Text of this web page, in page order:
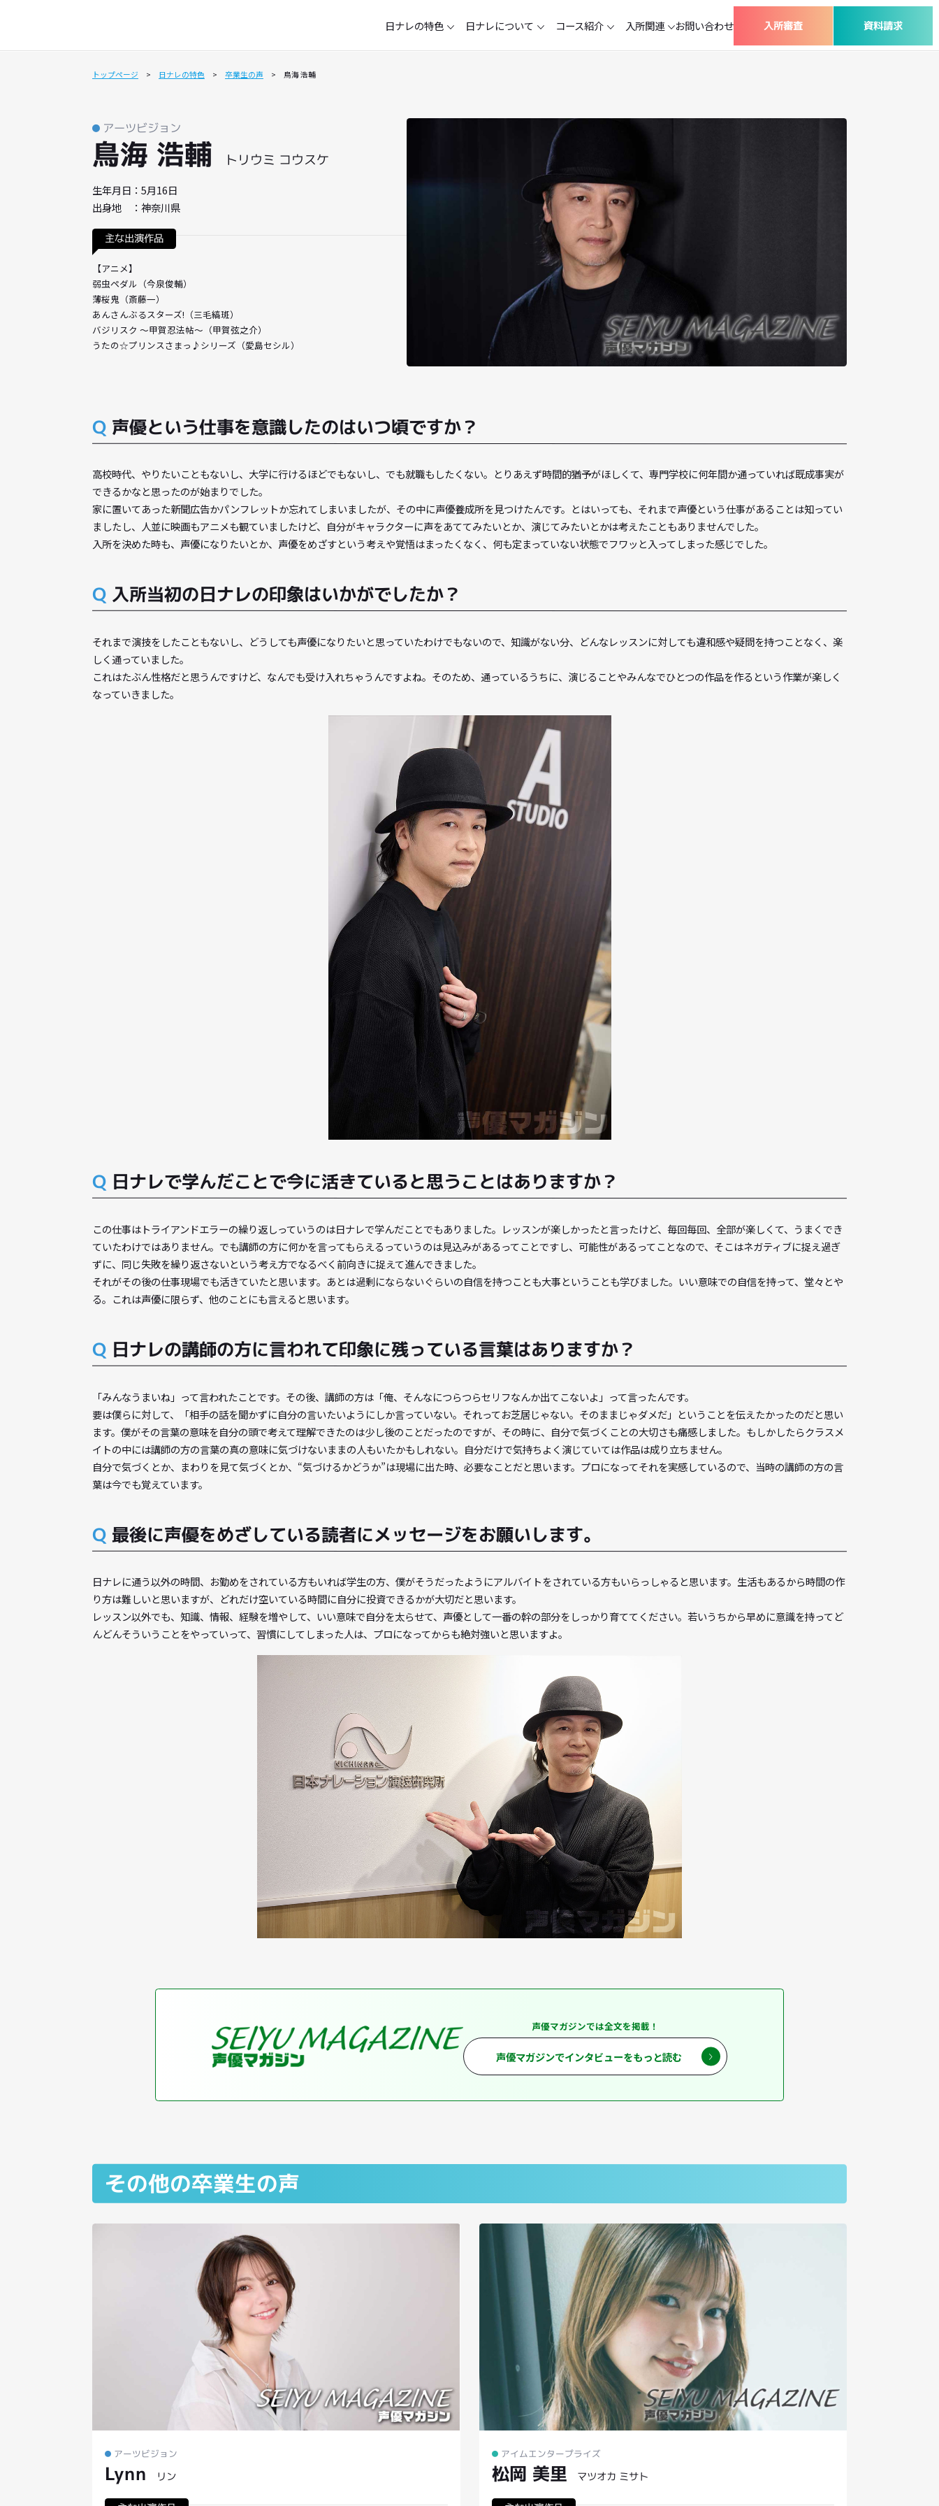
日ナレの特色
日ナレの特色 主な出身者 卒業生の声
日ナレについて
代表メッセージ 各校アクセスマップ 在校生の声 グループプロダクション
コース紹介
コース紹介 週2回クラス ジュニア声優クラス ナレーターセミナー ワークショップ
入所関連
入所金・受講料など
お問い合わせ 入所審査
トップページ 日ナレの特色 卒業生の声 鳥海 浩輔
アーツビジョン
鳥海 浩輔
生年月日：5月16日
出身地 ：神奈川県
主な出演作品
【アニメ】
弱虫ペダル（今泉俊輔）
薄桜鬼（斎藤一）
あんさんぶるスターズ!（三毛縞斑）
Q声優という仕事を意識したのはいつ頃ですか？
高校時代、やりたいこともないし、大学に行けるほどでもないし、でも就職もしたくない。とりあえず時間的猶予がほしくて、専門学校に何年間か通っていれば既成事実が
できるかなと思ったのが始まりでした。
ましたし、人並に映画もアニメも観ていましたけど、自分がキャラクターに声をあててみたいとか、演じてみたいとかは考えたこともありませんでした。
入所を決めた時も、声優になりたいとか、声優をめざすという考えや覚悟はまったくなく、何も定まっていない状態でフワッと入ってしまった感じでした。
Q入所当初の日ナレの印象はいかがでしたか？
それまで演技をしたこともないし、どうしても声優になりたいと思っていたわけでもないので、知識がない分、どんなレッスンに対しても違和感や疑問を持つことなく、楽
これはたぶん性格だと思うんですけど、なんでも受け入れちゃうんですよね。そのため、通っているうちに、演じることやみんなでひとつの作品を作るという作業が楽しく
Q日ナレで学んだことで今に活きていると思うことはありますか？
この仕事はトライアンドエラーの繰り返しっていうのは日ナレで学んだことでもありました。レッスンが楽しかったと言ったけど、毎回毎回、全部が楽しくて、うまくでき
ずに、同じ失敗を繰り返さないという考え方でなるべく前向きに捉えて進んできました。
それがその後の仕事現場でも活きていたと思います。あとは過剰にならないぐらいの自信を持つことも大事ということも学びました。いい意味での自信を持って、堂々とや
る。これは声優に限らず、他のことにも言えると思います。
「みんなうまいね」って言われたことです。その後、講師の方は「俺、そんなにつらつらセリフなんか出てこないよ」って言ったんです。
ます。僕がその言葉の意味を自分の頭で考えて理解できたのは少し後のことだったのですが、その時に、自分で気づくことの大切さも痛感しました。もしかしたらクラスメ
イトの中には講師の方の言葉の真の意味に気づけないままの人もいたかもしれない。自分だけで気持ちよく演じていては作品は成り立ちません。
自分で気づくとか、まわりを見て気づくとか、“気づけるかどうか”は現場に出た時、必要なことだと思います。プロになってそれを実感しているので、当時の講師の方の言
最後に声優をめざしている読者にメッセージをお願いします。
日ナレに通う以外の時間、お勤めをされている方もいれば学生の方、僕がそうだったようにアルバイトをされている方もいらっしゃると思います。生活もあるから時間の作
り方は難しいと思いますが、どれだけ空いている時間に自分に投資できるかが大切だと思います。
レッスン以外でも、知識、情報、経験を増やして、いい意味で自分を太らせて、声優として一番の幹の部分をしっかり育ててください。若いうちから早めに意識を持ってど
んどんそういうことをやっていって、習慣にしてしまった人は、プロになってからも絶対強いと思いますよ。
声優マガジンでは全文を掲載！
声優マガジンでインタビューをもっと読む
その他の卒業生の声